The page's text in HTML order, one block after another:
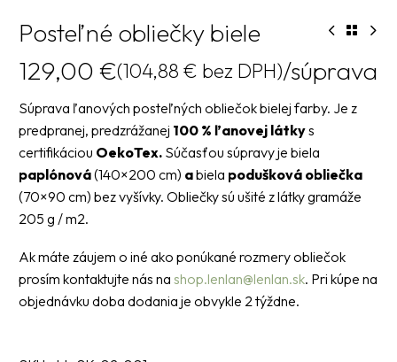
Posteľné obliečky biele
129,00 €(104,88 € bez DPH)/súprava
Súprava ľanových posteľných obliečok bielej farby. Je z
predpranej, predzrážanej 100 % ľanovej látkys
certifikáciou OekoTex. Súčasťou súpravy je biela
paplónová(140×200 cm) abiela podušková obliečka
(70×90 cm) bez vyšívky. Obliečky sú ušité z látky gramáže
205 g / m2.
Ak máte záujem o iné ako ponúkané rozmery obliečok
prosím kontaktujte nás na shop.lenlan@lenlan.sk. Pri kúpe na
objednávku doba dodania je obvykle 2 týždne.